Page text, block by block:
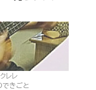
レレ
できごと